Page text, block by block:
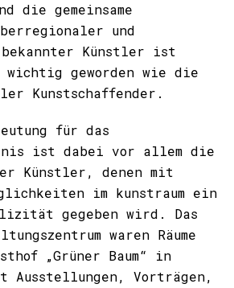
die gemeinsame
und
Künstler ist
wichtig geworden wie die
Kunstschaffender.
für das
ist dabei vor allem die
Künstler, denen mit
im kunstraum ein
gegeben wird. Das
waren Räume
„Grüner Baum“ in
Ausstellungen, Vorträgen,